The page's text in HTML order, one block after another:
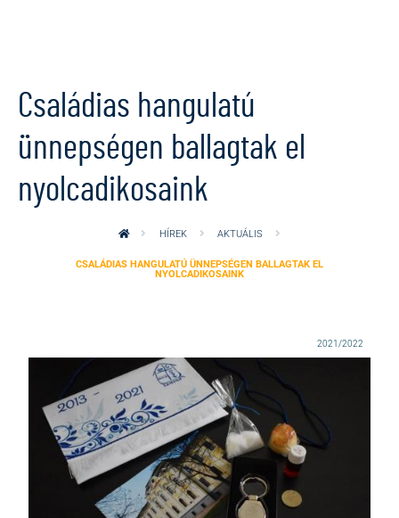
Családias hangulatú
ünnepségen ballagtak el
nyolcadikosaink
HÍREK AKTUÁLIS
CSALÁDIAS HANGULATÚ ÜNNEPSÉGEN BALLAGTAK EL
NYOLCADIKOSAINK
2021/2022